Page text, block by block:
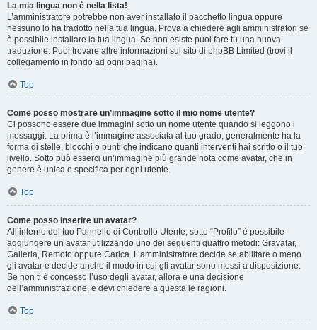
La mia lingua non è nella lista!
L’amministratore potrebbe non aver installato il pacchetto lingua oppure
nessuno lo ha tradotto nella tua lingua. Prova a chiedere agli amministratori se
è possibile installare la tua lingua. Se non esiste puoi fare tu una nuova
traduzione. Puoi trovare altre informazioni sul sito di phpBB Limited (trovi il
collegamento in fondo ad ogni pagina).
Top
Come posso mostrare un’immagine sotto il mio nome utente?
Ci possono essere due immagini sotto un nome utente quando si leggono i
messaggi. La prima è l’immagine associata al tuo grado, generalmente ha la
forma di stelle, blocchi o punti che indicano quanti interventi hai scritto o il tuo
livello. Sotto può esserci un’immagine più grande nota come avatar, che in
genere è unica e specifica per ogni utente.
Top
Come posso inserire un avatar?
All’interno del tuo Pannello di Controllo Utente, sotto “Profilo” è possibile
aggiungere un avatar utilizzando uno dei seguenti quattro metodi: Gravatar,
Galleria, Remoto oppure Carica. L’amministratore decide se abilitare o meno
gli avatar e decide anche il modo in cui gli avatar sono messi a disposizione.
Se non ti è concesso l’uso degli avatar, allora è una decisione
dell’amministrazione, e devi chiedere a questa le ragioni.
Top